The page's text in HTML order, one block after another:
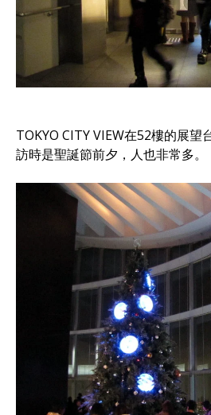
TOKYO CITY VIEW在52樓的展望
訪時是聖誕節前夕，人也非常多。